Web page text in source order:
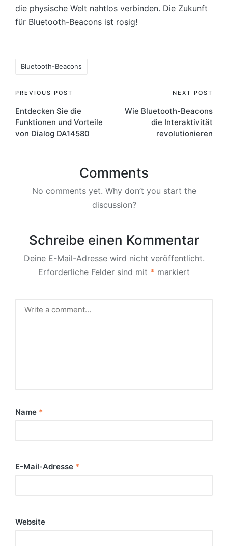
die physische Welt nahtlos verbinden. Die Zukunft
für Bluetooth-Beacons ist rosig!
Bluetooth-Beacons
Post
navigation
PREVIOUS POST
Entdecken Sie die
Funktionen und Vorteile
von Dialog DA14580
NEXT POST
Wie Bluetooth-Beacons
die Interaktivität
revolutionieren
Comments
No comments yet. Why don’t you start the
discussion?
Schreibe einen Kommentar
Deine E-Mail-Adresse wird nicht veröffentlicht.
Erforderliche Felder sind mit * markiert
Name *
E-Mail-Adresse *
Website